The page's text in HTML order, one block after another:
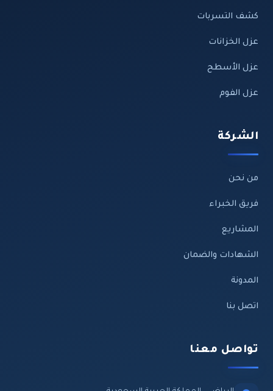
كشف التسربات
عزل الخزانات
عزل الأسطح
عزل الفوم
الشركة
من نحن
فريق الخبراء
المشاريع
الشهادات والضمان
المدونة
اتصل بنا
تواصل معنا